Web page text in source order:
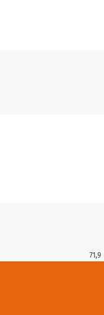
71,9